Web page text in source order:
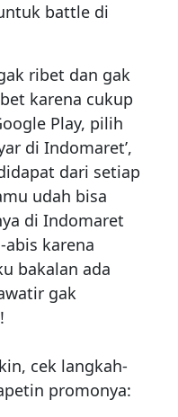
battle di
ribet dan gak
karena cukup
Play, pilih
di Indomaret’,
dari setiap
udah bisa
di Indomaret
abis karena
bakalan ada
gak
cek langkah-
promonya: